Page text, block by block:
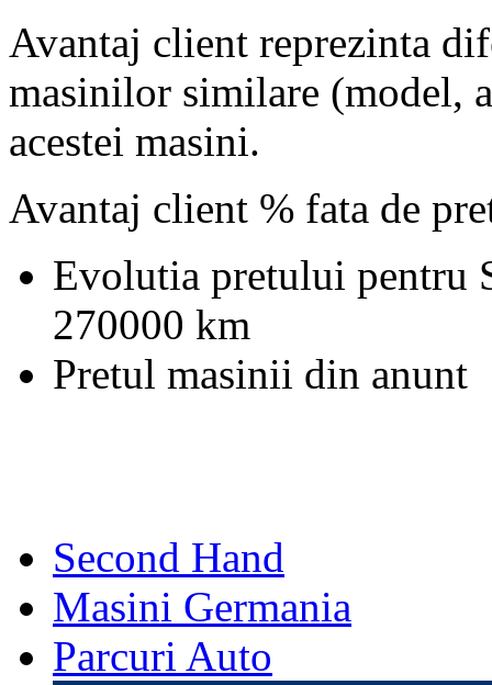
Avantaj client reprezinta
masinilor similare (model,
acestei masini.
Avantaj client % fata de
Evolutia pretului pentru
270000 km
Pretul masinii din anunt
Second Hand
Masini Germania
Parcuri Auto